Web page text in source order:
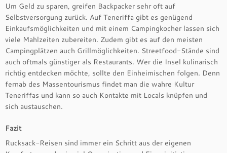
Um Geld zu sparen, greifen Backpacker sehr oft auf
Selbstversorgung zurück. Auf Teneriffa gibt es genügend
Einkaufsmöglichkeiten und mit einem Campingkocher lassen sich
viele Mahlzeiten zubereiten. Zudem gibt es auf den meisten
Campingplätzen auch Grillmöglichkeiten. Streetfood-Stände sind
auch oftmals günstiger als Restaurants. Wer die Insel kulinarisch
richtig entdecken möchte, sollte den Einheimischen folgen. Denn
fernab des Massentourismus findet man die wahre Kultur
Teneriffas und kann so auch Kontakte mit Locals knüpfen und
sich austauschen.
Fazit
Rucksack-Reisen sind immer ein Schritt aus der eigenen